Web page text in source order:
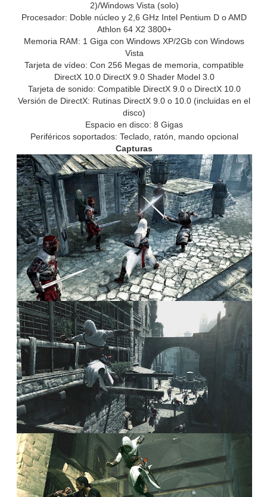
2)/Windows Vista (solo)
Procesador: Doble núcleo y 2,6 GHz Intel Pentium D o AMD
Athlon 64 X2 3800+
Memoria RAM: 1 Giga con Windows XP/2Gb con Windows
Vista
Tarjeta de vídeo: Con 256 Megas de memoria, compatible
DirectX 10.0 DirectX 9.0 Shader Model 3.0
Tarjeta de sonido: Compatible DirectX 9.0 o DirectX 10.0
Versión de DirectX: Rutinas DirectX 9.0 o 10.0 (incluidas en el
disco)
Espacio en disco: 8 Gigas
Periféricos soportados: Teclado, ratón, mando opcional
Capturas